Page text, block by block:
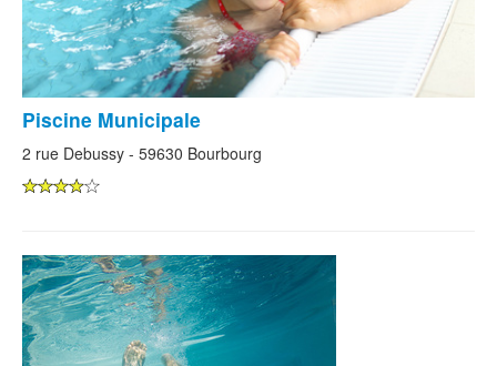
Piscine Municipale
2 rue Debussy - 59630 Bourbourg